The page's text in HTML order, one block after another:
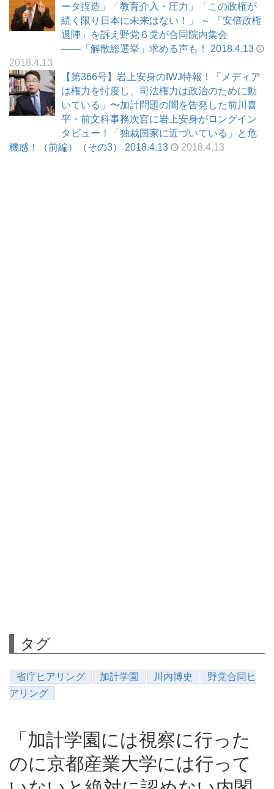
ータ捏造」「教育介入・圧力」「この政権が
続く限り日本に未来はない！」 ～ 「安倍政権
退陣」を訴え野党６党が合同院内集会
――「解散総選挙」求める声も！ 2018.4.13
2018.4.13
【第366号】岩上安身のIWJ特報！「メディア
は権力を忖度し、司法権力は政治のために動
いている」〜加計問題の闇を告発した前川喜
平・前文科事務次官に岩上安身がロングイン
タビュー！「独裁国家に近づいている」と危
機感！（前編）（その3） 2018.4.13
2018.4.13
タグ
省庁ヒアリング 加計学園 川内博史
野党合同ヒ
アリング
「加計学園には視察に行った
のに京都産業大学には行って